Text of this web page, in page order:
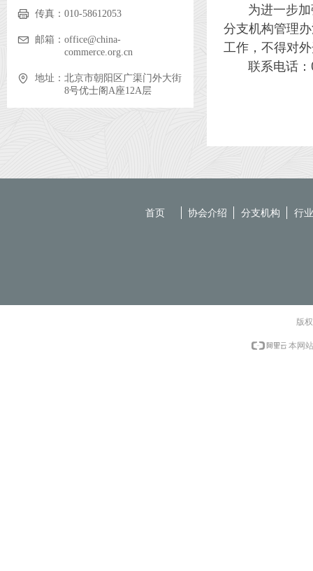
传真： 010-58612053
邮箱： office@china-
commerce.org.cn
地址： 北京市朝阳区广渠门外大街
8号优士阁A座12A层
为进一步加
分支机构管理
工作，不得对
联系电话：
首页 协会介绍 分支机构 行
版
本网